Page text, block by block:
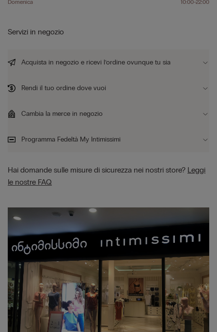
Domenica
10:00-22:00
Servizi in negozio
Acquista in negozio e ricevi l’ordine ovunque tu sia
Rendi il tuo ordine dove vuoi
Cambia la merce in negozio
Programma Fedeltà My Intimissimi
Hai domande sulle misure di sicurezza nei nostri store? Leggi
le nostre FAQ